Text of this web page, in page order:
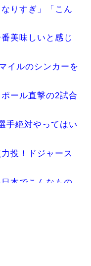
りすぎ」「こん
美味しいと感じ
イルのシンカーを
ール直撃の2試合
手絶対やってはい
投！ドジャース
本でこんなもの